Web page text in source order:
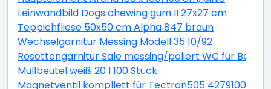
Leinwandbild Dogs chewing gum II 27x27 cm
Teppichfliese 50x50 cm Alpha 847 braun
Wechselgarnitur Messing Modell 35 10/92
Rosettengarnitur Sale messing/poliert WC für Bad +
Müllbeutel weiß 20 l 100 Stück
Magnetventil kompllett für Tectron505 42791000